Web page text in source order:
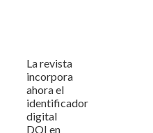
La revista
incorpora
ahora el
identificador
digital
DOI en